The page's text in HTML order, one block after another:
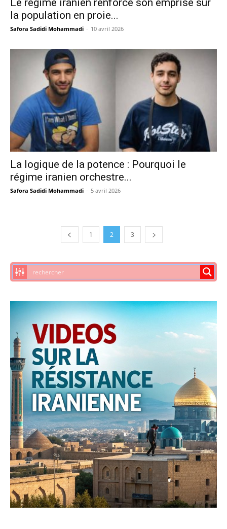
Le régime iranien renforce son emprise sur
la population en proie...
Safora Sadidi Mohammadi - 10 avril 2026
La logique de la potence : Pourquoi le
régime iranien orchestre...
Safora Sadidi Mohammadi - 5 avril 2026
1 2 3